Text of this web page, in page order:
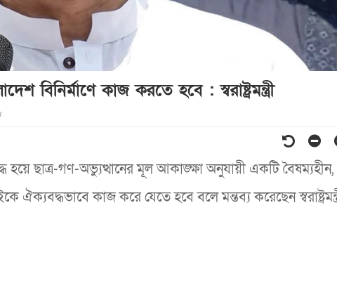
বিনির্মাণে কাজ করতে হবে : স্বরাষ্ট্রমন্ত্রী
হয়ে ছাত্র-গণ-অভ্যুত্থানের মূল আকাঙ্ক্ষা অনুযায়ী একটি বৈষম্যহীন,
ঐক্যবদ্ধভাবে কাজ করে যেতে হবে বলে মন্তব্য করেছেন